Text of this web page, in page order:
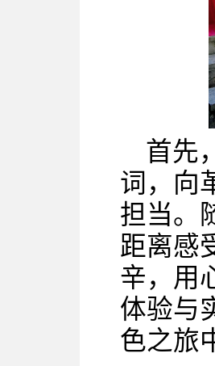
首先
词，向
担当。
距离感
辛，用
体验与
色之旅